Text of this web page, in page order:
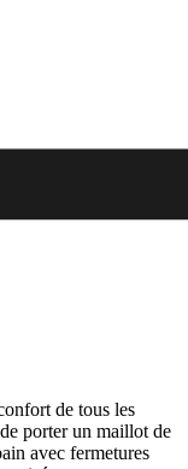
de tous les
porter un maillot de
avec fermetures